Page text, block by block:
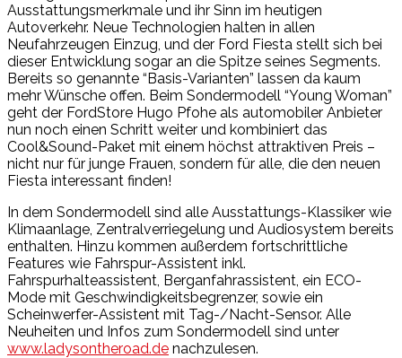
Ausstattungsmerkmale und ihr Sinn im heutigen
Autoverkehr. Neue Technologien halten in allen
Neufahrzeugen Einzug, und der Ford Fiesta stellt sich bei
dieser Entwicklung sogar an die Spitze seines Segments.
Bereits so genannte “Basis-Varianten” lassen da kaum
mehr Wünsche offen. Beim Sondermodell “Young Woman”
geht der FordStore Hugo Pfohe als automobiler Anbieter
nun noch einen Schritt weiter und kombiniert das
Cool&Sound-Paket mit einem höchst attraktiven Preis –
nicht nur für junge Frauen, sondern für alle, die den neuen
Fiesta interessant finden!
In dem Sondermodell sind alle Ausstattungs-Klassiker wie
Klimaanlage, Zentralverriegelung und Audiosystem bereits
enthalten. Hinzu kommen außerdem fortschrittliche
Features wie Fahrspur-Assistent inkl.
Fahrspurhalteassistent, Berganfahrassistent, ein ECO-
Mode mit Geschwindigkeitsbegrenzer, sowie ein
Scheinwerfer-Assistent mit Tag-/Nacht-Sensor. Alle
Neuheiten und Infos zum Sondermodell sind unter
www.ladysontheroad.de nachzulesen.